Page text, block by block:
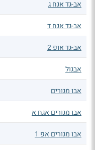
אב-גד אגח ג
אב-גד אגח ד
אב-גד אופ 2
אבגול
אבו מגורים
אבו מגורים אגח א
אבו מגורים אפ 1